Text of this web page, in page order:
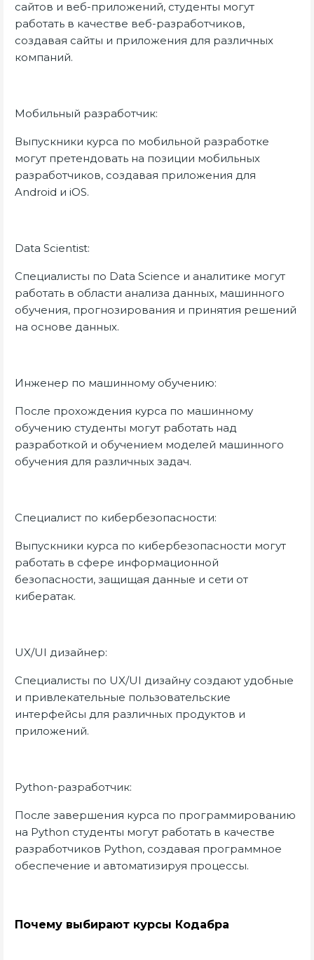
сайтов и веб-приложений, студенты могут
работать в качестве веб-разработчиков,
создавая сайты и приложения для различных
компаний.
Мобильный разработчик:
Выпускники курса по мобильной разработке
могут претендовать на позиции мобильных
разработчиков, создавая приложения для
Android и iOS.
Data Scientist:
Специалисты по Data Science и аналитике могут
работать в области анализа данных, машинного
обучения, прогнозирования и принятия решений
на основе данных.
Инженер по машинному обучению:
После прохождения курса по машинному
обучению студенты могут работать над
разработкой и обучением моделей машинного
обучения для различных задач.
Специалист по кибербезопасности:
Выпускники курса по кибербезопасности могут
работать в сфере информационной
безопасности, защищая данные и сети от
кибератак.
UX/UI дизайнер:
Специалисты по UX/UI дизайну создают удобные
и привлекательные пользовательские
интерфейсы для различных продуктов и
приложений.
Python-разработчик:
После завершения курса по программированию
на Python студенты могут работать в качестве
разработчиков Python, создавая программное
обеспечение и автоматизируя процессы.
Почему выбирают курсы Кодабра